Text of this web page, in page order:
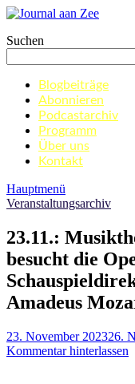
Zum
springen
Journal aan Zee
Suchen
Blogbeiträge
Abonnieren
Podcastarchiv
Programm
Über uns
Kontakt
Hauptmenü
Veranstaltungsarchiv
23.11.:
besucht die
Amadeus
23. November 202326.
Kommentar hinterlassen